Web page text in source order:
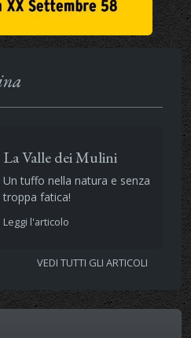
La Valle dei Mulini
Un tuffo nella natura e senza
troppa fatica!
Leggi l'articolo
VEDI TUTTI GLI ARTICOLI